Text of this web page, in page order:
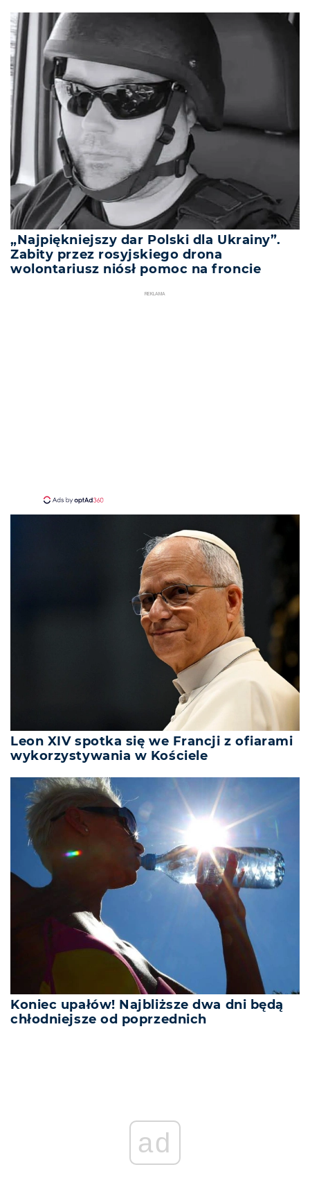
„Najpiękniejszy dar Polski dla Ukrainy”.
Zabity przez rosyjskiego drona
wolontariusz niósł pomoc na froncie
REKLAMA
Leon XIV spotka się we Francji z ofiarami
wykorzystywania w Kościele
Koniec upałów! Najbliższe dwa dni będą
chłodniejsze od poprzednich
ad